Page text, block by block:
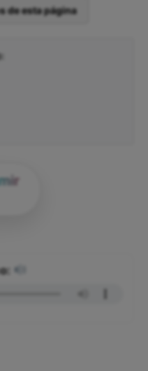
de esta página